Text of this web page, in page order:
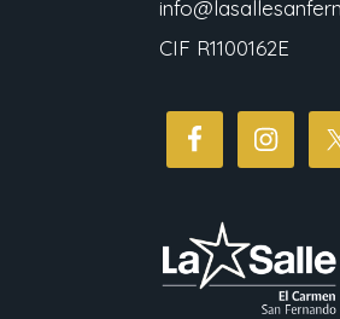
CIF R1100162E